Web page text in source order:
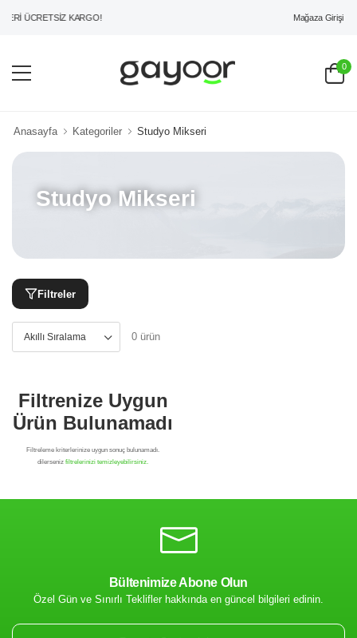
ÜCRETSİZ KARGO! Mağaza Girişi
0
Anasayfa Kategoriler Studyo Mikseri
Studyo Mikseri
Filtreler
0 ürün
Bültenimize Abone Olun
Özel Gün ve Sınırlı Teklifler hakkında en güncel bilgileri edinin.